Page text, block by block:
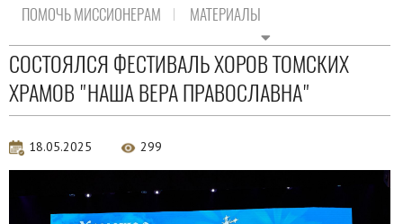
ПОМОЧЬ МИССИОНЕРАМ
МАТЕРИАЛЫ
Новости епархии
СОСТОЯЛСЯ ФЕСТИВАЛЬ ХОРОВ ТОМСКИХ
ХРАМОВ "НАША ВЕРА ПРАВОСЛАВНА"
18.05.2025 299